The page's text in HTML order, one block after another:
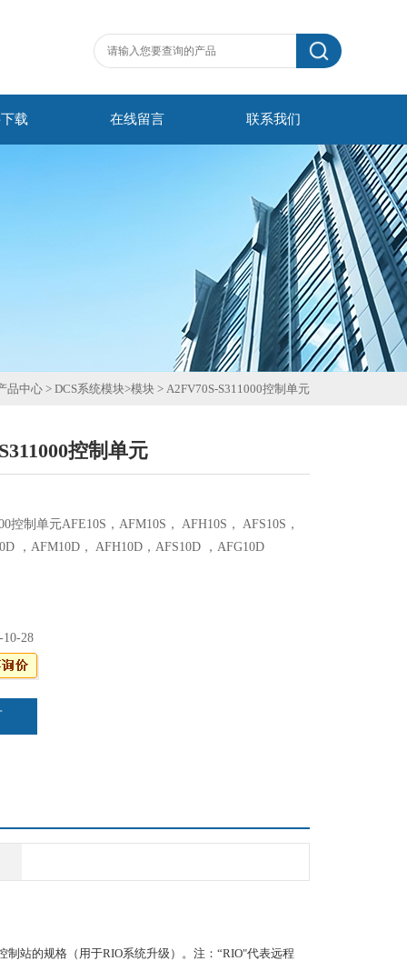
载 在线留言 联系我们
品中心 > DCS系统模块>模块 > A2FV70S-S311000控制单元
控制单元
控制单元AFE10S，AFM10S， AFH10S， AFS10S，
，AFM10D， AFH10D，AFS10D ，AFG10D
10-28
站的规格（用于RIO系统升级）。注：“RIO"代表远程